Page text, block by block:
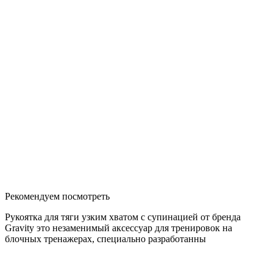
Рекомендуем посмотреть
Рукоятка для тяги узким хватом с супинацией от бренда
Gravity это незаменимый аксессуар для тренировок на
блочных тренажерах, специально разработанны